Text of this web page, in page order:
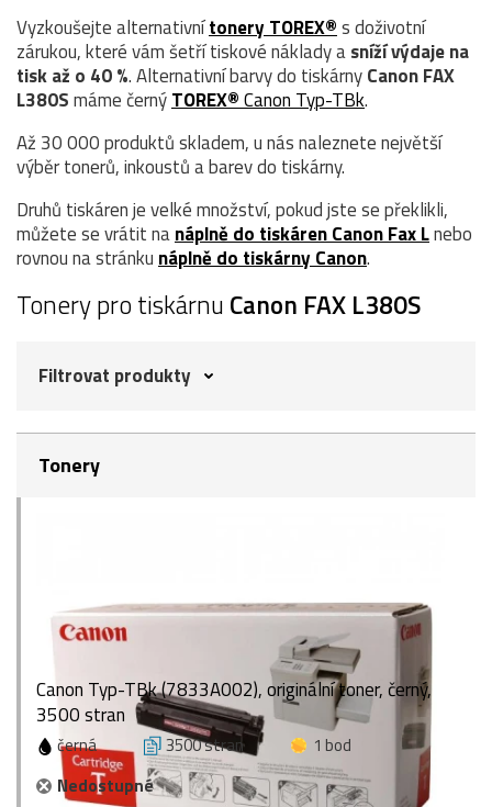
Vyzkoušejte alternativnítonery TOREX®s doživotní
zárukou, které vám šetří tiskové náklady asníží výdaje na
tisk až o 40 %. Alternativní barvy do tiskárnyCanon FAX
L380Smáme černýTOREX®Canon Typ-TBk.
Až 30 000 produktů skladem, u nás naleznete největší
výběr tonerů, inkoustů a barev do tiskárny.
Druhů tiskáren je velké množství, pokud jste se překlikli,
můžete se vrátit nanáplně do tiskáren Canon Fax Lnebo
rovnou na stránku náplně do tiskárny Canon.
Tonery pro tiskárnu Canon FAX L380S
Filtrovat produkty
Tonery
Canon Typ-TBk (7833A002), originální toner, černý,
3500 stran
černá 3500 stran
1 bod
Nedostupné